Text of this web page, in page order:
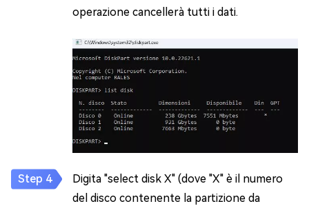
operazione cancellerà tutti i dati.
Digita "select disk X" (dove "X" è il numero
del disco contenente la partizione da